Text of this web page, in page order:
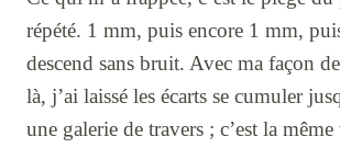
répété. 1 mm, puis encore 1 mm,
descend sans bruit. Avec ma façon
là, j’ai laissé les écarts se cumuler
une galerie de travers ; c’est la